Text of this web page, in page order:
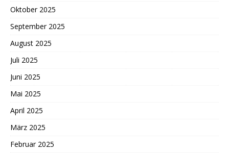
Oktober 2025
September 2025
August 2025
Juli 2025
Juni 2025
Mai 2025
April 2025
März 2025
Februar 2025